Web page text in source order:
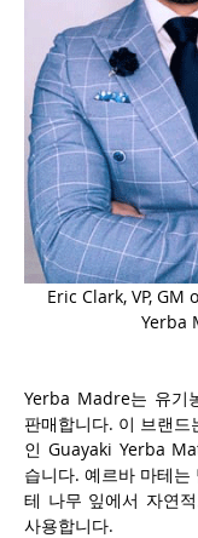
Eric Clark, VP,
Yerba
Yerba Madre는 유기
판매합니다. 이 브랜
인 Guayaki Yerba
습니다. 예르바 마테
테 나무 잎에서 자연
사용합니다.